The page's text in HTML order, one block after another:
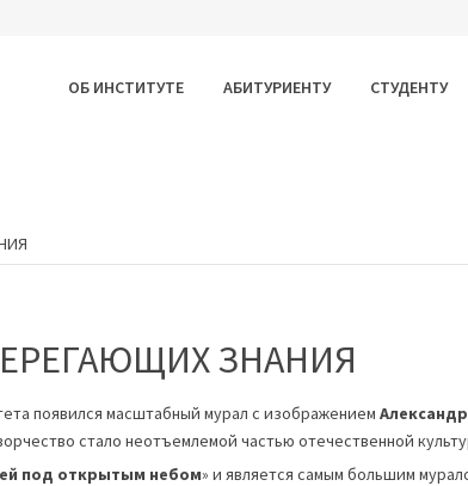
ОБ ИНСТИТУТЕ
АБИТУРИЕНТУ СТУДЕНТУ
ЗНАНИЯ
появился масштабный мурал с изображением
стало неотъемлемой частью отечественной
под открытым небом» и является самым большим